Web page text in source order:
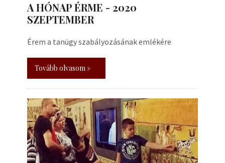
A HÓNAP ÉRME - 2020
SZEPTEMBER
Érem a tanügy szabályozásának emlékére
Tovább olvasom »